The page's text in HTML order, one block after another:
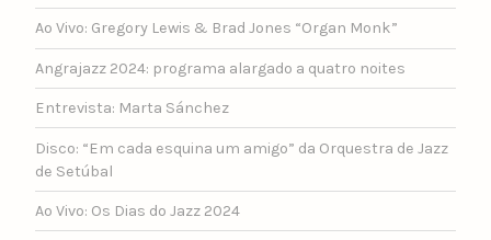
Ao Vivo: Gregory Lewis & Brad Jones “Organ Monk”
Angrajazz 2024: programa alargado a quatro noites
Entrevista: Marta Sánchez
Disco: “Em cada esquina um amigo” da Orquestra de Jazz
de Setúbal
Ao Vivo: Os Dias do Jazz 2024